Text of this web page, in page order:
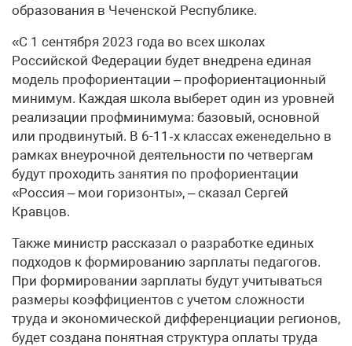
образования в Чеченской Республике.
«С 1 сентября 2023 года во всех школах
Российской Федерации будет внедрена единая
модель профориентации – профориентационный
минимум. Каждая школа выберет один из уровней
реализации профминимума: базовый, основной
или продвинутый. В 6-11‑х классах еженедельно в
рамках внеурочной деятельности по четвергам
будут проходить занятия по профориентации
«Россия – мои горизонты», – сказал Сергей
Кравцов.
Также министр рассказал о разработке единых
подходов к формированию зарплаты педагогов.
При формировании зарплаты будут учитываться
размеры коэффициентов с учетом сложности
труда и экономической дифференциации регионов,
будет создана понятная структура оплаты труда